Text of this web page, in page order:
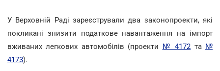
У Верховній Раді зареєстрували два законопроекти, які
покликані знизити податкове навантаження на імпорт
вживаних легкових автомобілів (проекти № 4172 та №
4173).